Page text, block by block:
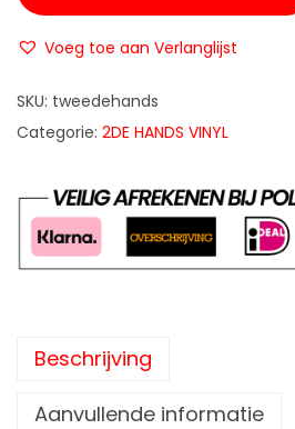
Voeg toe aan Verlanglijst
SKU: tweedehands
Categorie: 2DE HANDS VINYL
Beschrijving
Aanvullende informatie